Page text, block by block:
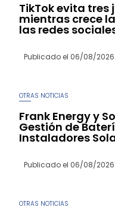
TikTok evita
mientras crece
las redes
Publicado el 06/08/2026
OTRAS NOTICIAS
Frank Energy y
Gestión de
Instaladores
Publicado el 06/08/2026
OTRAS NOTICIAS